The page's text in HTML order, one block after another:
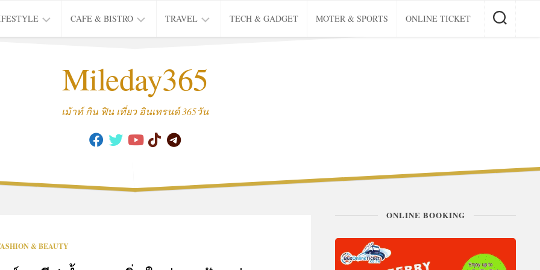
CAFE & BISTRO
CAFE
TRAVEL
THAI
TRIP
TECH & GADGET MOTER & SPORTS ONLINE TICKET
Mileday365
เม้าท์ กิน ฟิน เที่ยว อินเทรนด์ 365วัน
& BEAUTY
ONLINE BOOKING